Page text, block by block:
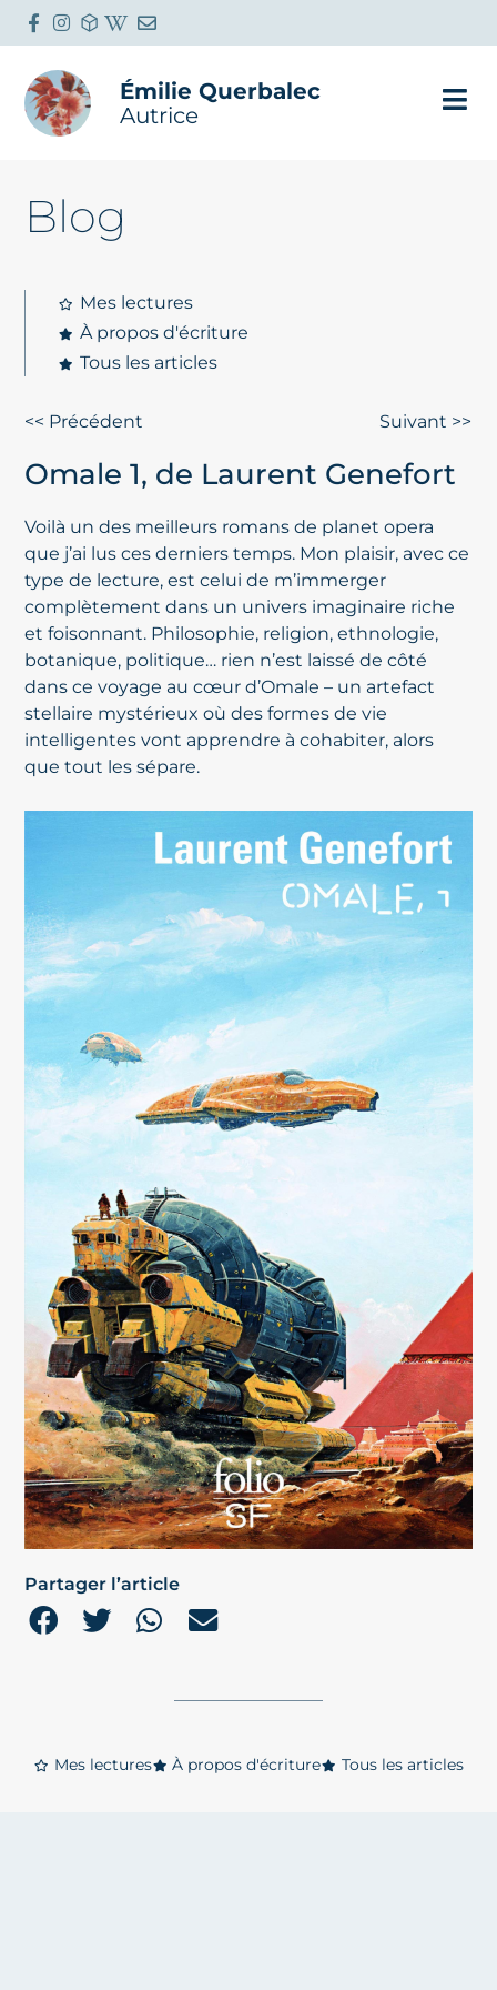
Émilie Querbalec
Autrice
Blog
Mes lectures
À propos d'écriture
Tous les articles
<< Précédent Suivant >>
Omale 1, de Laurent Genefort
Voilà un des meilleurs romans de planet opera
que j’ai lus ces derniers temps. Mon plaisir, avec ce
type de lecture, est celui de m’immerger
complètement dans un univers imaginaire riche
et foisonnant. Philosophie, religion, ethnologie,
botanique, politique… rien n’est laissé de côté
dans ce voyage au cœur d’Omale – un artefact
stellaire mystérieux où des formes de vie
intelligentes vont apprendre à cohabiter, alors
que tout les sépare.
Partager l’article
Mes lectures À propos d'écriture Tous les articles